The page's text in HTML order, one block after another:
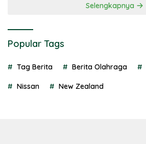
Selengkapnya
Popular Tags
Tag Berita Berita Olahraga
Nissan New Zealand